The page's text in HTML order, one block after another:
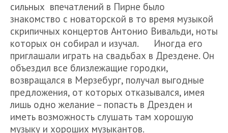
сильных впечатлений в Пирне было
знакомство с новаторской в то время музыкой
скрипичных концертов Антонио Вивальди, ноты
которых он собирал и изучал. Иногда его
приглашали играть на свадьбах в Дрездене. Он
объездил все близлежащие городки,
возвращался в Мерзебург, получал выгодные
предложения, от которых отказывался, имея
лишь одно желание – попасть в Дрезден и
иметь возможность слушать там хорошую
музыку и хороших музыкантов.